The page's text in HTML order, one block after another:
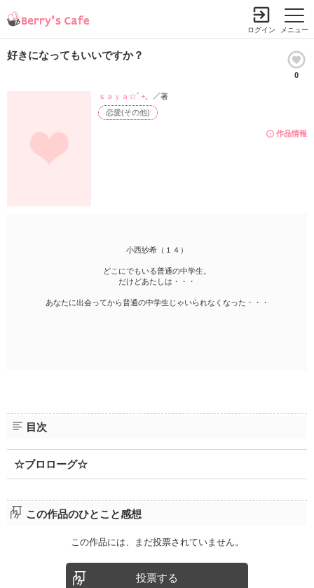
メニュー
ログイン
好きになってもいいですか？
0
作品情報
恋愛(その他)
ｓａｙａ☆ﾟ+。 ／著
小西紗希（１４）
どこにでもいる普通の中学生。
だけどあたしは・・・
あなたに出会ってから普通の中学生じゃいられなくなった・・・
目次
☆ブロローグ☆
この作品のひとこと感想
この作品には、まだ投票されていません。
投票する